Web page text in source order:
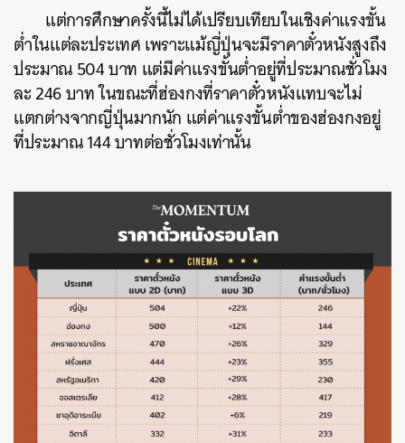
แต่การศึกษาครั้งนี้ไม่ได้เปรียบเทียบในเชิงค่าแรงขั้น
ต่ำในแต่ละประเทศเพราะแม้ญี่ปุ่นจะมีราคาตั๋วหนังสูงถึง
ประมาณ504บาท แต่มีค่าแรงขั้นต่ำอยู่ที่ประมาณชั่วโมง
ละ246บาทในขณะที่ฮ่องกงที่ราคาตั๋วหนังแทบจะไม่
แตกต่างจากญี่ปุ่นมากนัก แต่ค่าแรงขั้นต่ำของฮ่องกงอยู่
ที่ประมาณ144บาทต่อชั่วโมงเท่านั้น